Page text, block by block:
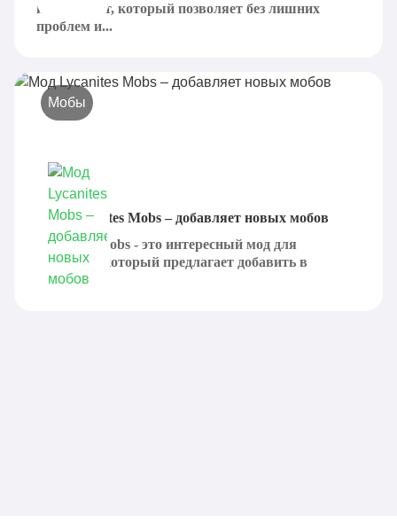
инструмент, который позволяет без лишних
проблем и...
Мобы
Мод Lycanites Mobs – добавляет новых мобов
Lycanites Mobs - это интересный мод для
Minecraft, который предлагает добавить в
игровой...